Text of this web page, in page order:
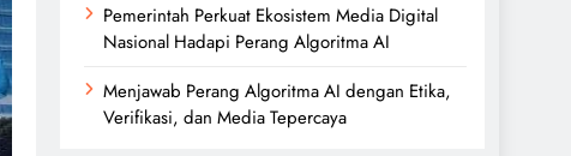
Pemerintah Perkuat Ekosistem Media Digital
Nasional Hadapi Perang Algoritma AI
Menjawab Perang Algoritma AI dengan Etika,
Verifikasi, dan Media Tepercaya